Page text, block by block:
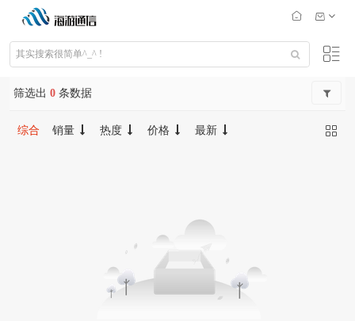
筛选出 0 条数据
综合 销量 热度 价格 最新